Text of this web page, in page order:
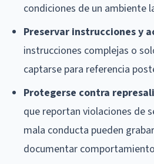
condiciones de un ambiente
Preservar instrucciones y
instrucciones complejas o
captarse para referencia
Protegerse contra
que reportan violaciones de
mala conducta pueden
documentar